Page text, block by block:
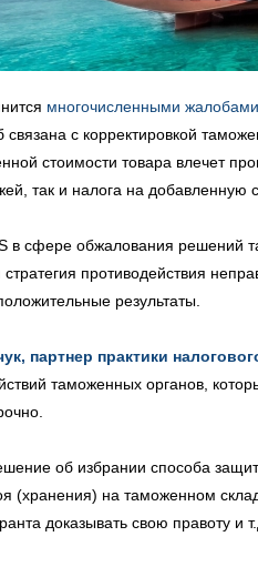
многочисленными
с корректировкой
стоимости товара влечет
так и налога на добавленную
в сфере обжалования решений
противодействия
результаты.
партнер практики
таможенных органов,
об избрании способа
(хранения) на таможенном
доказывать свою правоту и